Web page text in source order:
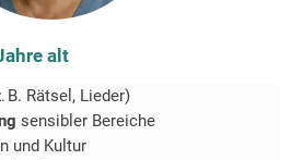
alt
B. Rätsel, Lieder)
sensibler Bereiche
und Kultur